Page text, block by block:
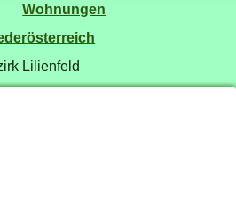
Wohnungen
Lilienfeld